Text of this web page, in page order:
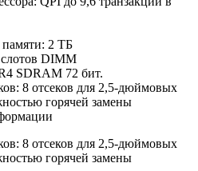
2 ТБ
DIMM
SDRAM 72 бит.
8 отсеков для 2,5-дюймовых
горячей замены
8 отсеков для 2,5-дюймовых
горячей замены